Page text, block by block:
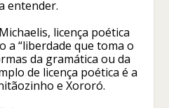
entender.
licença poética
a “liberdade que toma o
da gramática ou da
de licença poética é a
e Xororó.